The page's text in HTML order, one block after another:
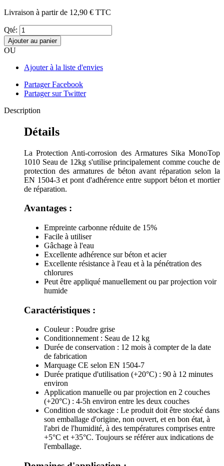
Livraison à partir de 12,90 € TTC
Qté:
Ajouter au panier
OU
Ajouter à la liste d'envies
Partager Facebook
Partager sur Twitter
Description
Détails
La Protection Anti-corrosion des Armatures Sika MonoTop
1010 Seau de 12kg s'utilise principalement comme couche de
protection des armatures de béton avant réparation selon la
EN 1504-3 et pont d'adhérence entre support béton et mortier
de réparation.
Avantages :
Empreinte carbonne réduite de 15%
Facile à utiliser
Gâchage à l'eau
Excellente adhérence sur béton et acier
Excellente résistance à l'eau et à la pénétration des
chlorures
Peut être appliqué manuellement ou par projection voir
humide
Caractéristiques :
Couleur : Poudre grise
Conditionnement : Seau de 12 kg
Durée de conservation : 12 mois à compter de la date
de fabrication
Marquage CE selon EN 1504-7
Durée pratique d'utilisation (+20°C) : 90 à 12 minutes
environ
Application manuelle ou par projection en 2 couches
(+20°C) : 4-5h environ entre les deux couches
Condition de stockage : Le produit doit être stocké dans
son emballage d'origine, non ouvert, et en bon état, à
l'abri de l'humidité, à des températures comprises entre
+5°C et +35°C. Toujours se référer aux indications de
l'emballage.